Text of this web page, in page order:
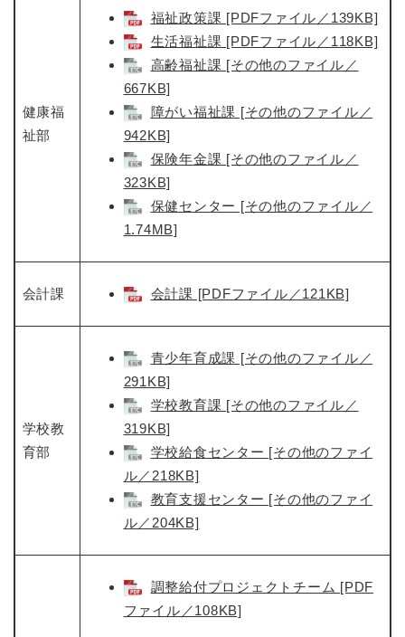
健康福
祉部
福祉政策課 [PDFファイル／139KB]
生活福祉課 [PDFファイル／118KB]
高齢福祉課 [その他のファイル／
667KB]
障がい福祉課 [その他のファイル／
942KB]
保険年金課 [その他のファイル／
323KB]
保健センター [その他のファイル／
1.74MB]
会計課 会計課 [PDFファイル／121KB]
学校教
育部
青少年育成課 [その他のファイル／
291KB]
学校教育課 [その他のファイル／
319KB]
学校給食センター [その他のファイ
ル／218KB]
教育支援センター [その他のファイ
ル／204KB]
調整給付プロジェクトチーム [PDF
ファイル／108KB]